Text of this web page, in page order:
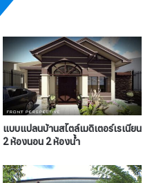
แบบแปลนบ้านสไตล์เมดิเตอร์เรเนียน
2 ห้องนอน 2 ห้องน้ำ